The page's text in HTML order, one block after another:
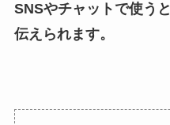
SNSやチャットで使う
伝えられます。